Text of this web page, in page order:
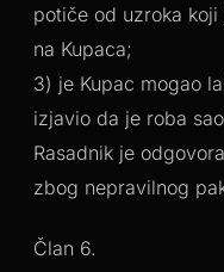
potiče od uzroka
na Kupaca;
3) je Kupac mogao
izjavio da je roba
Rasadnik je
zbog nepravilnog
Član 6.